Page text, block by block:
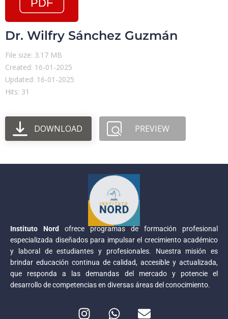
Dr. Wilfry Sánchez Guzmán
File size: 3.17 MB
Created: 16-01-2025
Updated: 16-01-2025
Hits: 31
DOWNLOAD PREVIEW
Instituto Nord
ofrece programas de formación profesional
especializada diseñados para impulsar el crecimiento académico
y laboral de estudiantes y profesionales. Nuestra misión es
brindar educación continua de calidad, accesible y actualizada,
que responda a las demandas del mercado y potencie el
desarrollo de competencias en diversas áreas del conocimiento.